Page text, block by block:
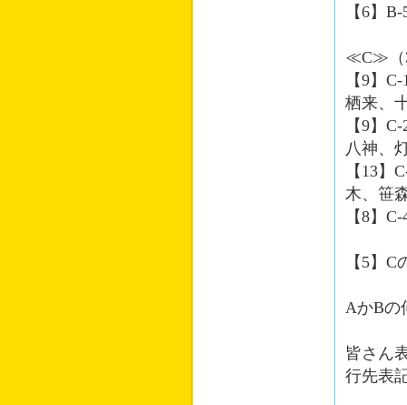
【6】
≪C≫（
【9】
栖来、
【9】
八神、
【13
木、笹
【8】
【5】
AかBの
皆さん
行先表